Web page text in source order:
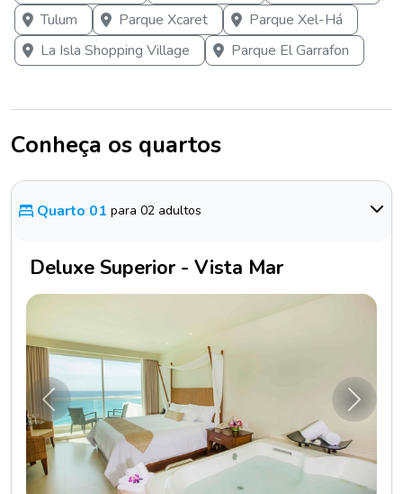
Tulum
Parque Xcaret
Parque Xel-Há
La Isla Shopping Village
Parque El Garrafon
Conheça os quartos
Quarto 01 para 02 adultos
Deluxe Superior - Vista Mar
Anterior